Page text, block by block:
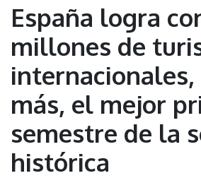
España logra
millones de
internacionales,
más, el mejor
semestre de la
histórica